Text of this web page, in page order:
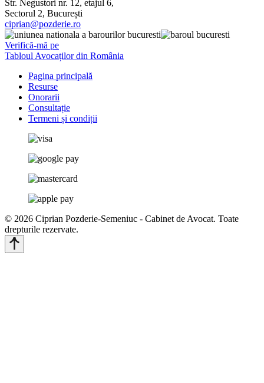
Str. Negustori nr. 12, etajul 6,
Sectorul 2, București
ciprian@pozderie.ro
Verifică-mă pe
Tabloul Avocaților din România
Pagina principală
Resurse
Onorarii
Consultație
Termeni și condiții
© 2026 Ciprian Pozderie-Semeniuc - Cabinet de Avocat. Toate
drepturile rezervate.